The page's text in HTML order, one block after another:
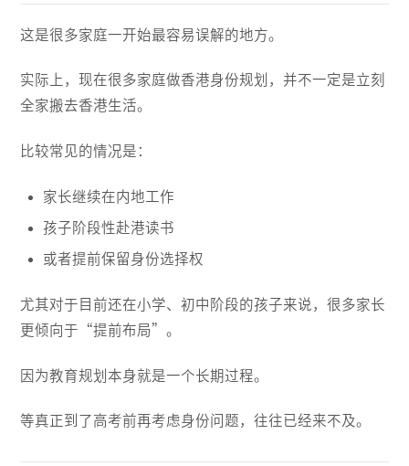
这是很多家庭一开始最容易误解的地方。
实际上，现在很多家庭做香港身份规划，并不一定是立刻
全家搬去香港生活。
比较常见的情况是：
家长继续在内地工作
孩子阶段性赴港读书
或者提前保留身份选择权
尤其对于目前还在小学、初中阶段的孩子来说，很多家长
更倾向于“提前布局”。
因为教育规划本身就是一个长期过程。
等真正到了高考前再考虑身份问题，往往已经来不及。